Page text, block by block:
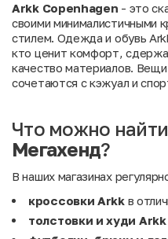
Arkk Copenhagen - это
своими минималистичными
стилем. Одежда и обувь
кто ценит комфорт,
качество материалов.
сочетаются с кэжуал и
Что можно найти
Мегахенд?
В наших магазинах
кроссовки Arkk в
толстовки и худи Arkk